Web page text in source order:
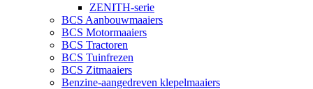
ZENITH-serie
BCS Aanbouwmaaiers
BCS Motormaaiers
BCS Tractoren
BCS Tuinfrezen
BCS Zitmaaiers
Benzine-aangedreven klepelmaaiers